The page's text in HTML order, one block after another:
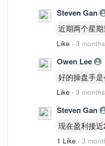
概率：32%
条件：
站稳1.98以上
30分钟重新扩量
目标：
2.10
2.20
结论：
? 这是趋势延续
路径B：高位
概率：48%
Steven Gan
近期两个星
Like · 3 months
Owen Lee
好的操盘手
Like · 3 months
Steven Gan
现在盈利接
1 Like · 3